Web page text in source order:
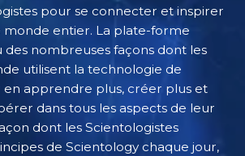
pour se connecter et inspirer
monde entier. La plate-forme
nombreuses façons dont les
utilisent la technologie de
apprendre plus, créer plus et
dans tous les aspects de leur
dont les Scientologistes
de Scientology chaque jour,